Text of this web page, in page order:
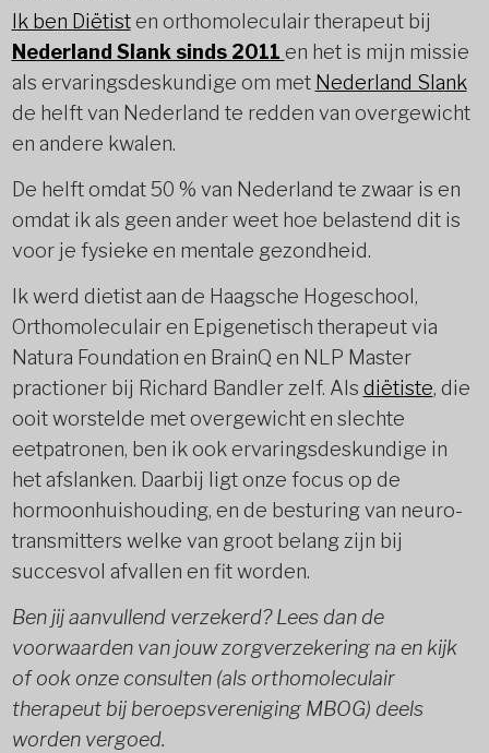
Ik ben Diëtisten orthomoleculair therapeut bij
Nederland Slank sinds 2011 en het is mijn missie
als ervaringsdeskundige om met Nederland Slank
de helft van Nederland te redden van overgewicht
en andere kwalen.
De helft omdat 50 % van Nederland te zwaar is en
omdat ik als geen ander weet hoe belastend dit is
voor je fysieke en mentale gezondheid.
Ik werd dietist aan de Haagsche Hogeschool,
Orthomoleculair en Epigenetisch therapeut via
Natura Foundation en BrainQ en NLP Master
practioner bij Richard Bandler zelf. Als diëtiste, die
ooit worstelde met overgewicht en slechte
eetpatronen, ben ik ook ervaringsdeskundige in
het afslanken. Daarbij ligt onze focus op de
hormoonhuishouding, en de besturing van neuro-
transmitters welke van groot belang zijn bij
succesvol afvallen en fit worden.
Ben jij aanvullend verzekerd? Lees dan de
voorwaarden van jouw zorgverzekering na en kijk
of ook onze consulten (als orthomoleculair
therapeut bij beroepsvereniging MBOG) deels
worden vergoed.